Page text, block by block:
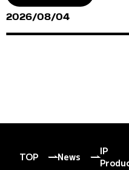
2026/08/04
TOP News
IP